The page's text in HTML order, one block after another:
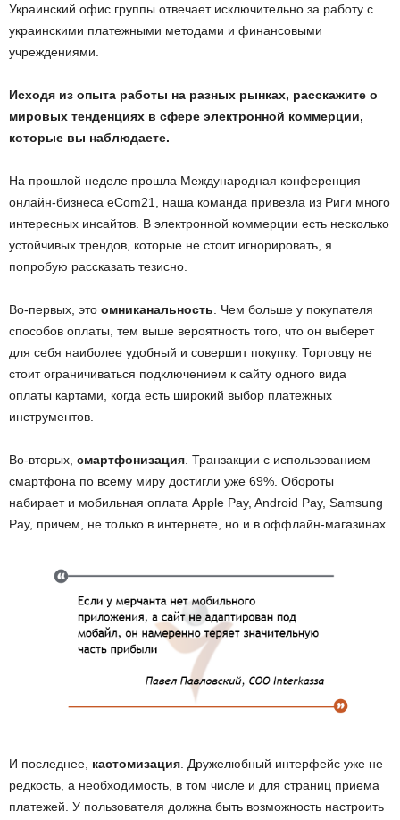
Украинский офис группы отвечает исключительно за работу с
украинскими платежными методами и финансовыми
учреждениями.
Исходя из опыта работы на разных рынках, расскажите о
мировых тенденциях в сфере электронной коммерции,
которые вы наблюдаете.
На прошлой неделе прошла Международная конференция
онлайн-бизнеса eCom21, наша команда привезла из Риги много
интересных инсайтов. В электронной коммерции есть несколько
устойчивых трендов, которые не стоит игнорировать, я
попробую рассказать тезисно.
Во-первых, это омниканальность . Чем больше у покупателя
способов оплаты, тем выше вероятность того, что он выберет
для себя наиболее удобный и совершит покупку. Торговцу не
стоит ограничиваться подключением к сайту одного вида
оплаты картами, когда есть широкий выбор платежных
инструментов.
Во-вторых, смартфонизация . Транзакции с использованием
смартфона по всему миру достигли уже 69%. Обороты
набирает и мобильная оплата Apple Pay, Android Pay, Samsung
Pay, причем, не только в интернете, но и в оффлайн-магазинах.
И последнее, кастомизация. Дружелюбный интерфейс уже не
редкость, а необходимость, в том числе и для страниц приема
платежей. У пользователя должна быть возможность настроить